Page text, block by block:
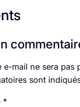
e-mail ne sera pas
sont
*